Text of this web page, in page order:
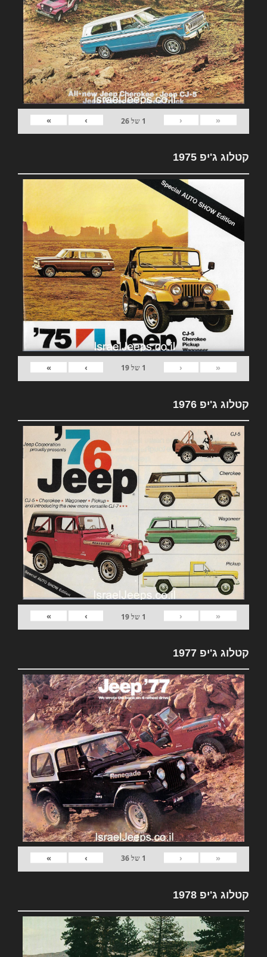
«
‹
1 של26
›
»
קטלוג ג'יפ 1975
«
‹
1 של19
›
»
קטלוג ג'יפ 1976
«
‹
1 של19
›
»
קטלוג ג'יפ 1977
«
‹
1 של36
›
»
קטלוג ג'יפ 1978